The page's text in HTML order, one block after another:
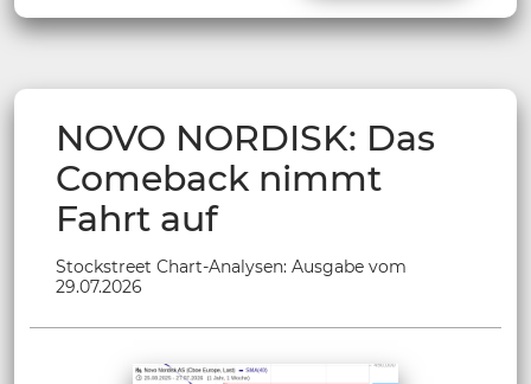
NOVO NORDISK: Das
Comeback nimmt
Fahrt auf
Stockstreet Chart-Analysen: Ausgabe vom
29.07.2026